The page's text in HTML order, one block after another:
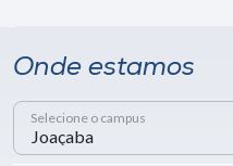
Onde estamos
Selecione o campus